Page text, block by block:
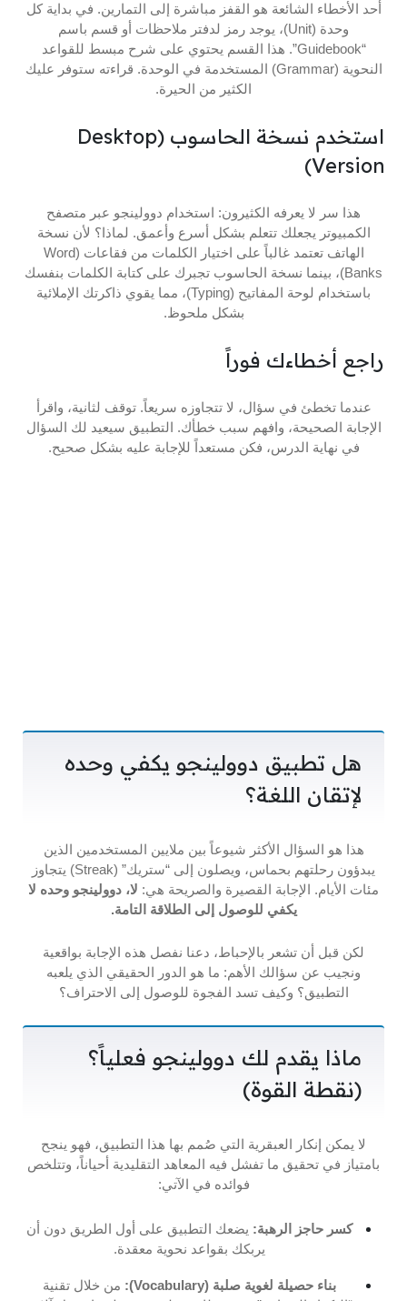
أحد الأخطاء الشائعة هو القفز مباشرة إلى التمارين. في بداية كل
وحدة (Unit)، يوجد رمز لدفتر ملاحظات أو قسم باسم
“Guidebook”. هذا القسم يحتوي على شرح مبسط للقواعد
النحوية (Grammar) المستخدمة في الوحدة. قراءته ستوفر عليك
الكثير من الحيرة.
استخدم نسخة الحاسوب (Desktop
Version)
هذا سر لا يعرفه الكثيرون: استخدام دوولينجو عبر متصفح
الكمبيوتر يجعلك تتعلم بشكل أسرع وأعمق. لماذا؟ لأن نسخة
الهاتف تعتمد غالباً على اختيار الكلمات من فقاعات (Word
Banks)، بينما نسخة الحاسوب تجبرك على كتابة الكلمات بنفسك
باستخدام لوحة المفاتيح (Typing)، مما يقوي ذاكرتك الإملائية
بشكل ملحوظ.
راجع أخطاءك فوراً
عندما تخطئ في سؤال، لا تتجاوزه سريعاً. توقف لثانية، واقرأ
الإجابة الصحيحة، وافهم سبب خطأك. التطبيق سيعيد لك السؤال
في نهاية الدرس، فكن مستعداً للإجابة عليه بشكل صحيح.
هل تطبيق دوولينجو يكفي وحده
لإتقان اللغة؟
هذا هو السؤال الأكثر شيوعاً بين ملايين المستخدمين الذين
يبدؤون رحلتهم بحماس، ويصلون إلى “ستريك” (Streak) يتجاوز
مئات الأيام. الإجابة القصيرة والصريحة هي: لا، دوولينجو وحده لا
يكفي للوصول إلى الطلاقة التامة.
لكن قبل أن تشعر بالإحباط، دعنا نفصل هذه الإجابة بواقعية
ونجيب عن سؤالك الأهم: ما هو الدور الحقيقي الذي يلعبه
التطبيق؟ وكيف تسد الفجوة للوصول إلى الاحتراف؟
ماذا يقدم لك دوولينجو فعلياً؟
(نقطة القوة)
لا يمكن إنكار العبقرية التي صُمم بها هذا التطبيق، فهو ينجح
بامتياز في تحقيق ما تفشل فيه المعاهد التقليدية أحياناً، وتتلخص
فوائده في الآتي:
كسر حاجز الرهبة: يضعك التطبيق على أول الطريق دون أن
يربكك بقواعد نحوية معقدة.
بناء حصيلة لغوية صلبة (Vocabulary):
من خلال تقنية